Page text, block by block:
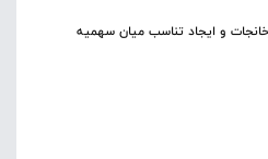
و ایجاد تناسب میان سهمیه